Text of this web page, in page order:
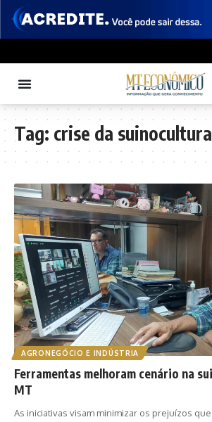
Tag: crise da suinocultura
AGRONEGÓCIO E INDÚSTRIA
Ferramentas melhoram cenário na
MT
As iniciativas visam minimizar os prejuízos